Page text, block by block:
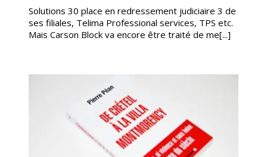
Solutions 30 place en redressement judiciaire 3 de
ses filiales, Telima Professional services, TPS etc.
Mais Carson Block va encore être traité de me[...]